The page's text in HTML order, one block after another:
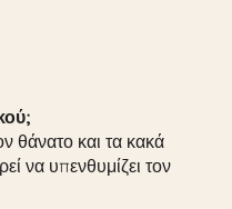
θάνατο και τα κακά
να υπενθυμίζει τον